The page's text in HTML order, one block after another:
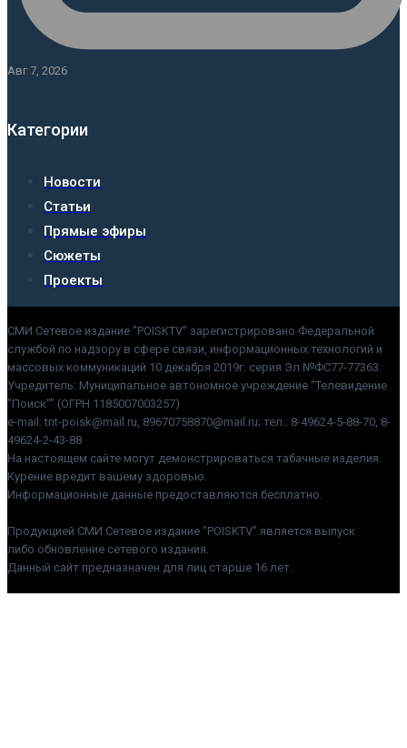
Авг 7, 2026
Категории
Новости
Статьи
Прямые эфиры
Сюжеты
Проекты
СМИ Сетевое издание "POISKTV" зарегистрировано Федеральной
службой по надзору в сфере связи, информационных технологий и
массовых коммуникаций 10 декабря 2019г. серия Эл №ФС77-77363.
Учредитель: Муниципальное автономное учреждение "Телевидение
"Поиск"" (ОГРН 1185007003257)
e-mail: tnt-poisk@mail.ru, 89670758870@mail.ru; тел.: 8-49624-5-88-70, 8-
49624-2-43-88
На настоящем сайте могут демонстрироваться табачные изделия.
Курение вредит вашему здоровью.
Информационные данные предоставляются бесплатно.
Продукцией СМИ Сетевое издание "POISKTV" является выпуск
либо обновление сетевого издания.
Данный сайт предназначен для лиц старше 16 лет.